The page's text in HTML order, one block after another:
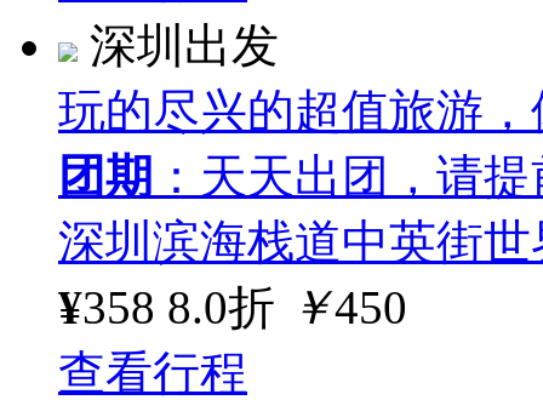
深圳出发
玩的尽兴的超值旅游
团期 ：天天出团，请
深圳滨海栈道中英街
¥358 8.0折 ￥450
查看行程